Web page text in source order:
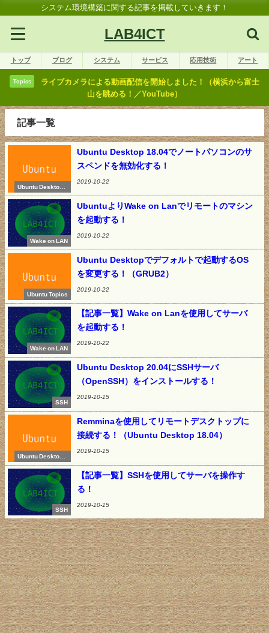
システム環境構築に関する記事を掲載していきます！
LAB4ICT
トップ ブログ システム サービス 応用技術 アート
Topics
ライブカメラによる動画配信を開始しました！（横浜から富士
山を眺める！／YouTube）
記事一覧
Ubuntu Desktop 1
8.04
Ubuntu Desktop 18.04でノートパソコンのサ
スペンドを無効化する！
2019-10-22
Wake on LAN
UbuntuよりWake on Lanでリモートのマシン
を起動する！
2019-10-22
Ubuntu Topics
Ubuntu Desktopでデフォルトで起動するOS
を変更する！（GRUB2）
2019-10-22
Wake on LAN
【記事一覧】Wake on Lanを使用してサーバ
を起動する！
2019-10-22
SSH
Ubuntu Desktop 20.04にSSHサーバ
（OpenSSH）をインストールする！
2019-10-15
Ubuntu Desktop 1
8.04
Remminaを使用してリモートデスクトップに
接続する！（Ubuntu Desktop 18.04）
2019-10-15
SSH
【記事一覧】SSHを使用してサーバを操作す
る！
2019-10-15